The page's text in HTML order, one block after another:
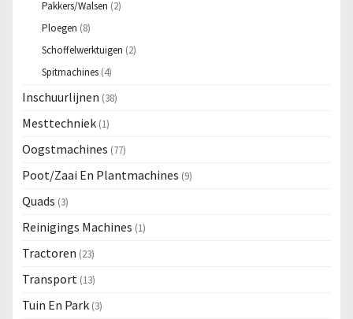
Pakkers/Walsen (2)
Ploegen (8)
Schoffelwerktuigen (2)
Spitmachines (4)
Inschuurlijnen (38)
Mesttechniek (1)
Oogstmachines (77)
Poot/Zaai En Plantmachines (9)
Quads (3)
Reinigings Machines (1)
Tractoren (23)
Transport (13)
Tuin En Park (3)